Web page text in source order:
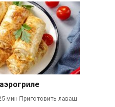
мин Приготовить лаваш